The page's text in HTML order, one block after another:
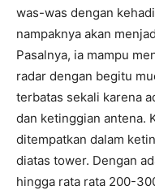
was-was dengan
nampaknya akan
Pasalnya, ia mampu
radar dengan begitu
terbatas sekali karena
dan ketinggian antena.
ditempatkan dalam
diatas tower. Dengan
hingga rata rata 200-